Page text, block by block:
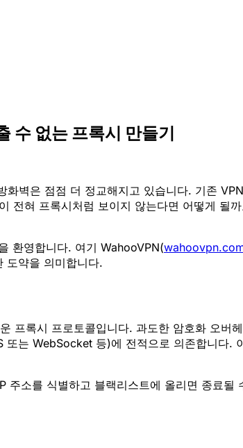
수 없는 프록시 만들기
벽은 점점 더 정교해지고 있습니다. 기존
전혀 프록시처럼 보이지 않는다면 어떻게 될
환영합니다. 여기 WahooVPN(
도약을 의미합니다.
프록시 프로토콜입니다. 과도한 암호화 오버
는 WebSocket 등)에 전적으로 의존합니다
주소를 식별하고 블랙리스트에 올리면 종료